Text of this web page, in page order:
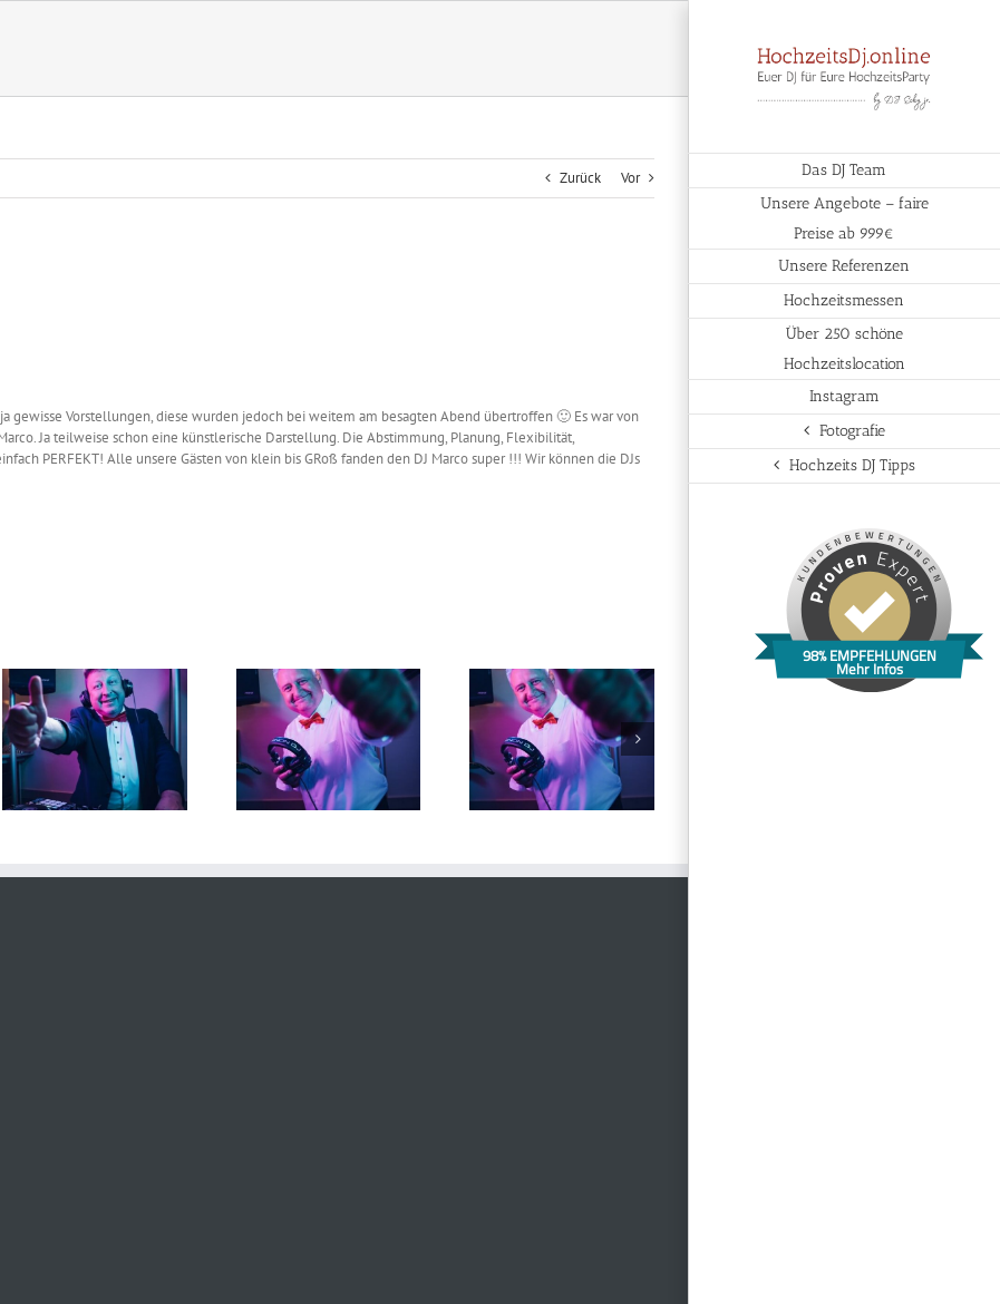
Das DJ Team
Unsere Angebote – faire
Preise ab 999€
Unsere Referenzen
Hochzeitsmessen
Über 250 schöne
Hochzeitslocation
Instagram
Fotografie
Hochzeits DJ Tipps
98% EMPFEHLUNGEN
Mehr Infos
Zurück Vor
gewisse Vorstellungen, diese wurden jedoch bei weitem am besagten Abend übertroffen 🙂 Es war von
Ja teilweise schon eine künstlerische Darstellung. Die Abstimmung, Planung, Flexibilität,
PERFEKT! Alle unsere Gästen von klein bis GRoß fanden den DJ Marco super !!! Wir können die DJs